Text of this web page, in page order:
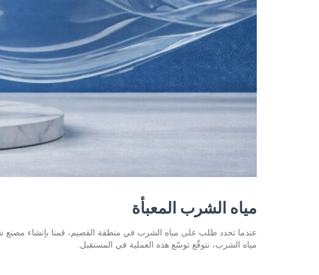
مياه الشرب المعبأة
عندما تحدد طلب على مياه الشرب في منطقة القصيم، قمنا بإنشاء مصنع
مياه الشرب، نتوقّع توسّع هذه العملية في المستقبل.